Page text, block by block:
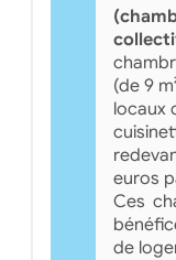
(de 9
locaux
euros
Ces
de